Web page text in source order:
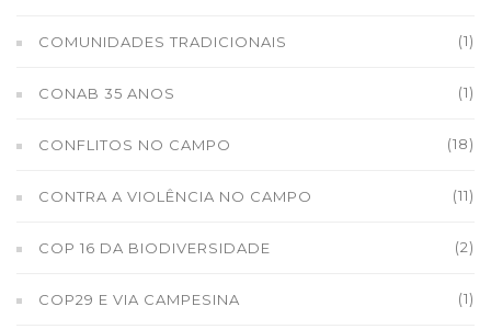
COMUNIDADES TRADICIONAIS (1)
CONAB 35 ANOS (1)
CONFLITOS NO CAMPO (18)
CONTRA A VIOLÊNCIA NO CAMPO (11)
COP 16 DA BIODIVERSIDADE (2)
COP29 E VIA CAMPESINA (1)